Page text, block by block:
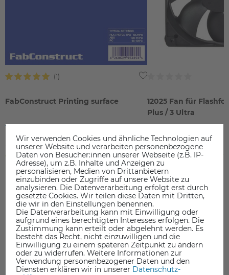
FabConstruct Printing surface
19,90 €
inkl. ges. MwSt.
ab Lager > Lieferzeit 1-3 Werktage
12025 Fan für
Plus / 3 Ultra
19,90 €
inkl. ges. MwSt.
ab Lager > Lieferzeit 1-3
DAS KÖNNTE SIE AUCH INTERESSIEREN
Wir verwenden Cookies und ähnliche Technologien auf
unserer Website und verarbeiten personenbezogene
Daten von Besucher:innen unserer Webseite (z.B. IP-
Adresse), um z.B. Inhalte und Anzeigen zu
personalisieren, Medien von Drittanbietern
einzubinden oder Zugriffe auf unsere Website zu
analysieren. Die Datenverarbeitung erfolgt erst durch
gesetzte Cookies. Wir teilen diese Daten mit Dritten,
die wir in den Einstellungen benennen.
Die Datenverarbeitung kann mit Einwilligung oder
aufgrund eines berechtigten Interesses erfolgen. Die
Zustimmung kann erteilt oder abgelehnt werden. Es
besteht das Recht, nicht einzuwilligen und die
Einwilligung zu einem späteren Zeitpunkt zu ändern
oder zu widerrufen. Weitere Informationen zur
Verwendung personenbezogener Daten und den
Diensten erklären wir in unserer Daten­schutz­